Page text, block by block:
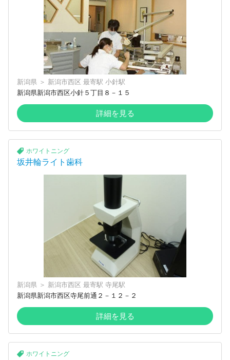
新潟県 ＞ 新潟市西区 最寄駅 小針駅
新潟県新潟市西区小針５丁目８－１５
詳細を見る
ホワイトニング
坂井輪ライト歯科
新潟県 ＞ 新潟市西区 最寄駅 寺尾駅
新潟県新潟市西区寺尾前通２－１２－２
詳細を見る
ホワイトニング